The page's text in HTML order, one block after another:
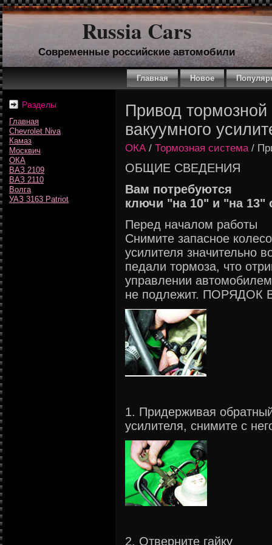
Russia Cars
Современные российские автомобили
Главная Новое
Разделы
Главная
Chevrolet Niva
Камаз
Москвич
ОКА
ВАЗ 2109
ВАЗ 2110
Волга
УАЗ 3163 Patriot
Привод
вакуумного
ОКА / Тормозная система /
ОБЩИЕ СВЕДЕНИЯ
Вам потребуются
ключи "на 10" и "на 13"
Перед началом работы
Снимите запасное
усилителя значительно
педали тормоза, что
управлении
не подлежит.
1. Придерживая
усилителя, снимите с
2. Отверните гайку